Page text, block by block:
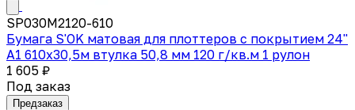
SP030M2120-610
Бумага S'OK матовая для плоттеров с покрытием 24''
A1 610х30,5м втулка 50,8 мм 120 г/кв.м 1 рулон
1 605 ₽
Под заказ
Предзаказ